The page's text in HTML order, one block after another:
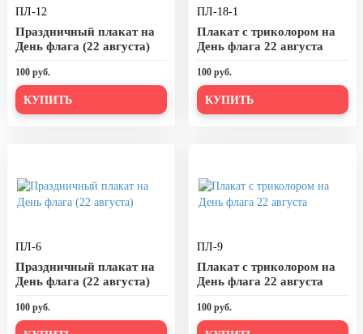
20 декабря, День работника органов
Новогоднее оформление
Рождество Христово
19 января, Крещение Господне
14 февраля, День Святого
Валентина
россиянах...
Масленица
Отечества
ПЛ-12
Праздничный плакат на
День флага (22 августа)
100 руб.
КУПИТЬ
ПЛ-18-1
Плакат с триколором на
День флага 22 августа
100 руб.
КУПИТЬ
ПЛ-6
Праздничный плакат на
День флага (22 августа)
100 руб.
ПЛ-9
Плакат с триколором на
День флага 22 августа
100 руб.